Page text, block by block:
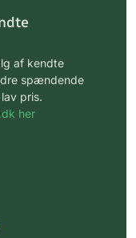
af kendte
spændende
pris.
her